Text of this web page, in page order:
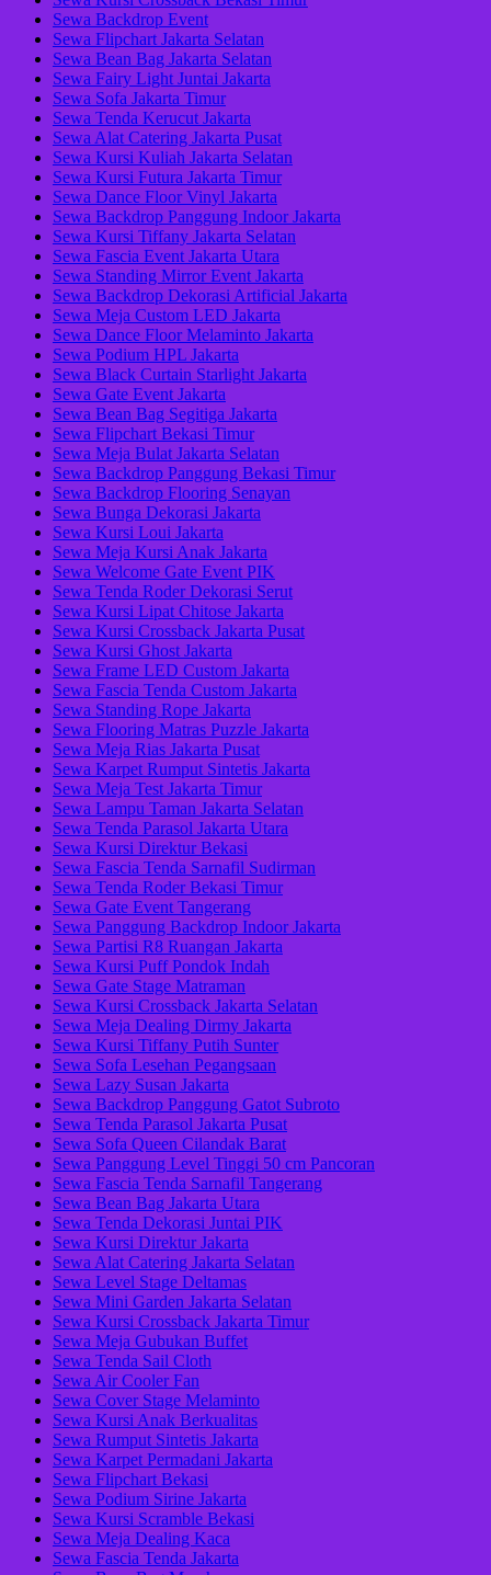
Sewa Backdrop Event
Sewa Flipchart Jakarta Selatan
Sewa Bean Bag Jakarta Selatan
Sewa Fairy Light Juntai Jakarta
Sewa Sofa Jakarta Timur
Sewa Tenda Kerucut Jakarta
Sewa Alat Catering Jakarta Pusat
Sewa Kursi Kuliah Jakarta Selatan
Sewa Kursi Futura Jakarta Timur
Sewa Dance Floor Vinyl Jakarta
Sewa Backdrop Panggung Indoor Jakarta
Sewa Kursi Tiffany Jakarta Selatan
Sewa Fascia Event Jakarta Utara
Sewa Standing Mirror Event Jakarta
Sewa Backdrop Dekorasi Artificial Jakarta
Sewa Meja Custom LED Jakarta
Sewa Dance Floor Melaminto Jakarta
Sewa Podium HPL Jakarta
Sewa Black Curtain Starlight Jakarta
Sewa Gate Event Jakarta
Sewa Bean Bag Segitiga Jakarta
Sewa Flipchart Bekasi Timur
Sewa Meja Bulat Jakarta Selatan
Sewa Backdrop Panggung Bekasi Timur
Sewa Backdrop Flooring Senayan
Sewa Bunga Dekorasi Jakarta
Sewa Kursi Loui Jakarta
Sewa Meja Kursi Anak Jakarta
Sewa Welcome Gate Event PIK
Sewa Tenda Roder Dekorasi Serut
Sewa Kursi Lipat Chitose Jakarta
Sewa Kursi Crossback Jakarta Pusat
Sewa Kursi Ghost Jakarta
Sewa Frame LED Custom Jakarta
Sewa Fascia Tenda Custom Jakarta
Sewa Standing Rope Jakarta
Sewa Flooring Matras Puzzle Jakarta
Sewa Meja Rias Jakarta Pusat
Sewa Karpet Rumput Sintetis Jakarta
Sewa Meja Test Jakarta Timur
Sewa Lampu Taman Jakarta Selatan
Sewa Tenda Parasol Jakarta Utara
Sewa Kursi Direktur Bekasi
Sewa Fascia Tenda Sarnafil Sudirman
Sewa Tenda Roder Bekasi Timur
Sewa Gate Event Tangerang
Sewa Panggung Backdrop Indoor Jakarta
Sewa Partisi R8 Ruangan Jakarta
Sewa Kursi Puff Pondok Indah
Sewa Gate Stage Matraman
Sewa Kursi Crossback Jakarta Selatan
Sewa Meja Dealing Dirmy Jakarta
Sewa Kursi Tiffany Putih Sunter
Sewa Sofa Lesehan Pegangsaan
Sewa Lazy Susan Jakarta
Sewa Backdrop Panggung Gatot Subroto
Sewa Tenda Parasol Jakarta Pusat
Sewa Sofa Queen Cilandak Barat
Sewa Panggung Level Tinggi 50 cm Pancoran
Sewa Fascia Tenda Sarnafil Tangerang
Sewa Bean Bag Jakarta Utara
Sewa Tenda Dekorasi Juntai PIK
Sewa Kursi Direktur Jakarta
Sewa Alat Catering Jakarta Selatan
Sewa Level Stage Deltamas
Sewa Mini Garden Jakarta Selatan
Sewa Kursi Crossback Jakarta Timur
Sewa Meja Gubukan Buffet
Sewa Tenda Sail Cloth
Sewa Air Cooler Fan
Sewa Cover Stage Melaminto
Sewa Kursi Anak Berkualitas
Sewa Rumput Sintetis Jakarta
Sewa Karpet Permadani Jakarta
Sewa Flipchart Bekasi
Sewa Podium Sirine Jakarta
Sewa Kursi Scramble Bekasi
Sewa Meja Dealing Kaca
Sewa Fascia Tenda Jakarta